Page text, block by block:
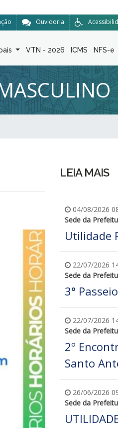
Ouvidoria
VTN - 2026 ICMS NFS-e
LEIA MAIS
04/08/2026
Sede da
Utilidade
22/07/2026
Sede da
3°
22/07/2026
Sede da
2º
Santo
26/06/2026
Sede da